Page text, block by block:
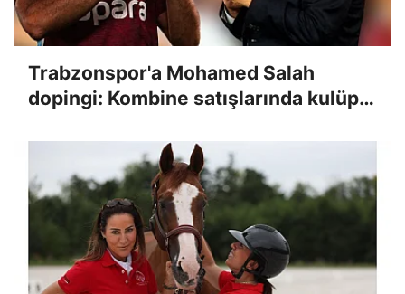
Trabzonspor'a Mohamed Salah
dopingi: Kombine satışlarında kulüp